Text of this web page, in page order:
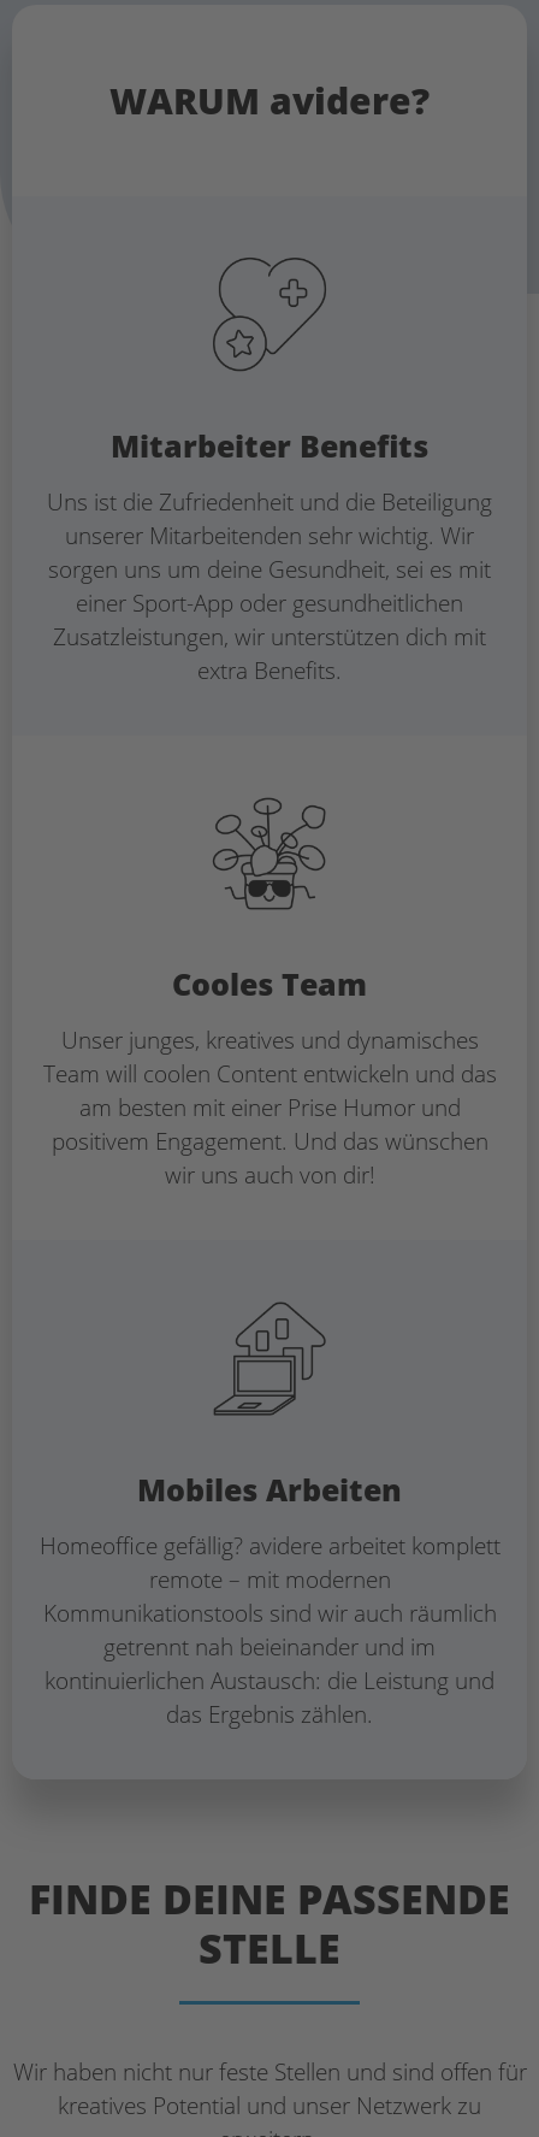
WARUM avidere?
Mitarbeiter Benefits
Uns ist die Zufriedenheit und die Beteiligung
unserer Mitarbeitenden sehr wichtig. Wir
sorgen uns um deine Gesundheit, sei es mit
einer Sport-App oder gesundheitlichen
Zusatzleistungen, wir unterstützen dich mit
extra Benefits.
Cooles Team
Unser junges, kreatives und dynamisches
Team will coolen Content entwickeln und das
am besten mit einer Prise Humor und
positivem Engagement. Und das wünschen
wir uns auch von dir!
Mobiles Arbeiten
Homeoffice gefällig? avidere arbeitet komplett
remote – mit modernen
Kommunikationstools sind wir auch räumlich
getrennt nah beieinander und im
kontinuierlichen Austausch: die Leistung und
das Ergebnis zählen.
FINDE DEINE PASSENDE
STELLE
Wir haben nicht nur feste Stellen und sind offen für
kreatives Potential und unser Netzwerk zu